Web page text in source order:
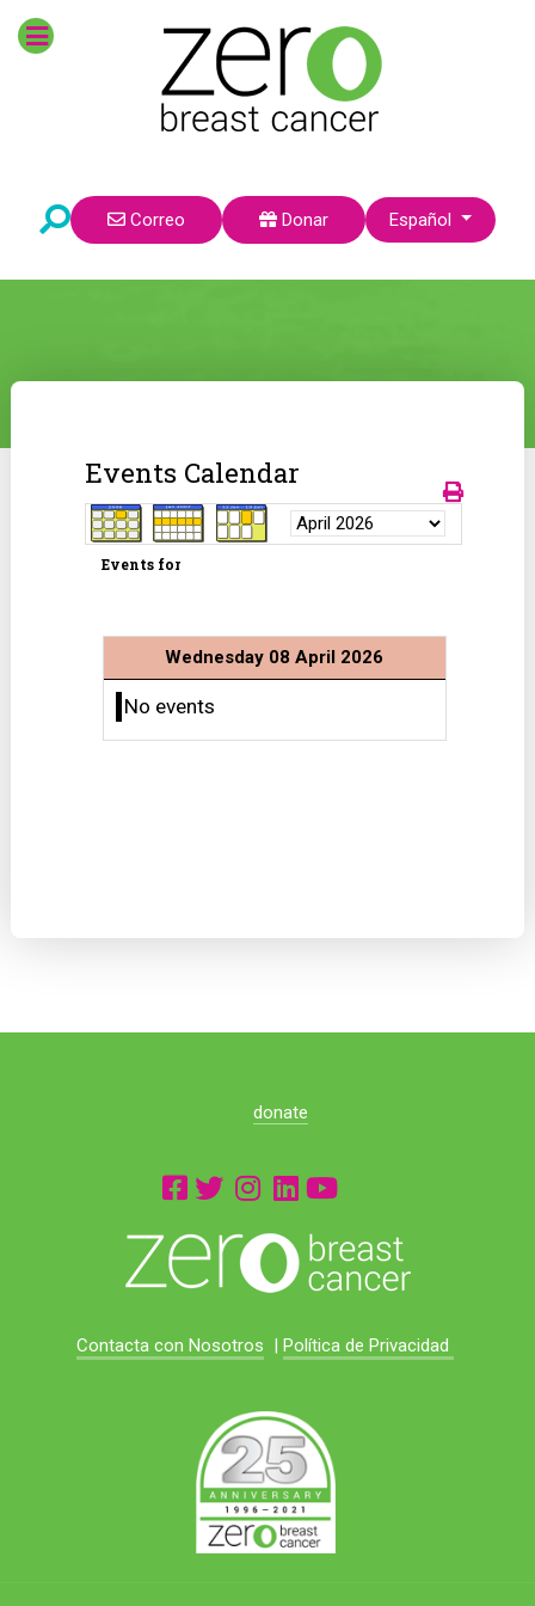
Correo Donar Seleccione su idioma
Español
Events Calendar
Events for
Wednesday 08 April 2026
No events
donate
Contacta con Nosotros | Política de Privacidad